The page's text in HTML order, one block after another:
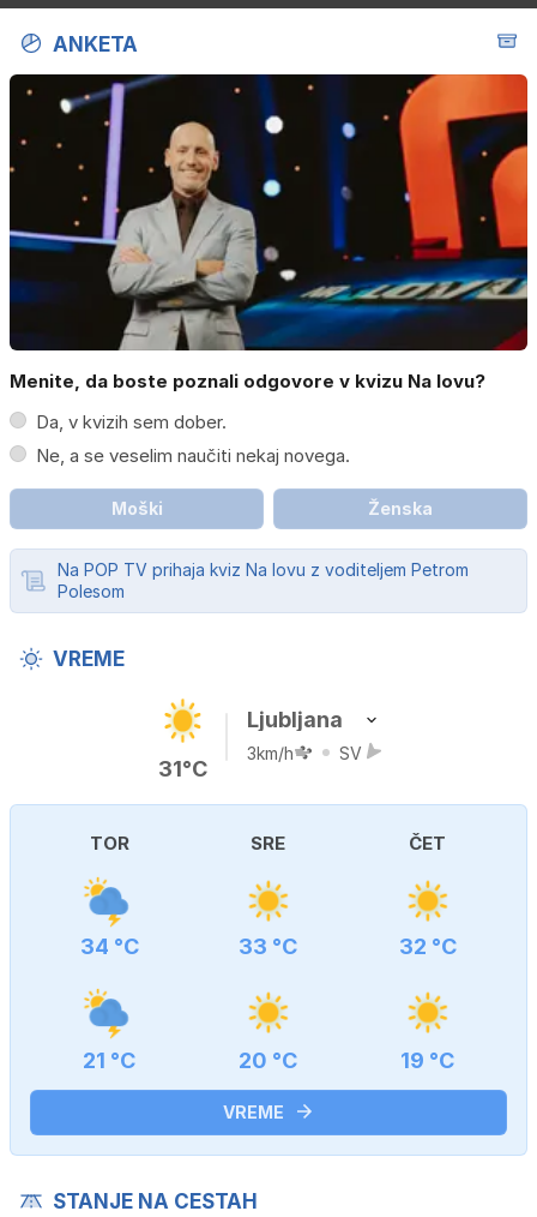
ANKETA
Menite, da boste poznali odgovore v kvizu Na lovu?
Da, v kvizih sem dober.
Ne, a se veselim naučiti nekaj novega.
Moški Ženska
Na POP TV prihaja kviz Na lovu z voditeljem Petrom
Polesom
VREME
31°C
Ljubljana
3km/h SV
TOR
34 °C
21 °C
SRE
33 °C
20 °C
ČET
32 °C
19 °C
VREME
STANJE NA CESTAH